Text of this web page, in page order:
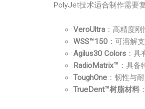
PolyJet技术适合制作需要
VeroUltra ：高精度
WSS™150 ：可溶解
Agilus30 Colors ：
RadioMatrix™ ：具
ToughOne ：韧性与
TrueDent™树脂材料